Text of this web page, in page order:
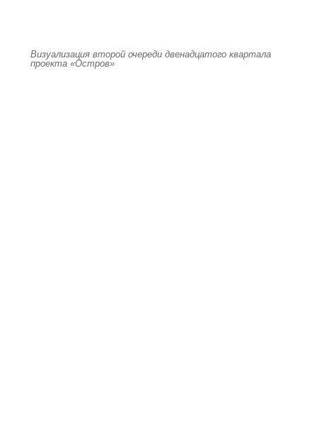
Визуализация второй очереди двенадцатого квартала
проекта «Остров»